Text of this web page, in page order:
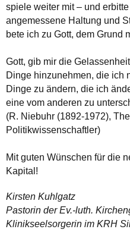
spiele weiter mit – und
angemessene Haltung und
bete ich zu Gott, dem Grund
Gott, gib mir die
Dinge hinzunehmen, die ich
Dinge zu ändern, die ich
eine vom anderen zu
(R. Niebuhr (1892-1972),
Politikwissenschaftler)
Mit guten Wünschen für die
Kapital!
Kirsten Kuhlgatz
Pastorin der Ev.-luth.
Klinikseelsorgerin im KRH